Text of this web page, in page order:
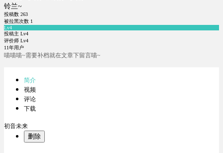
铃兰~
投稿数 263
被拉黑次数 1
Lv4
投稿主 Lv4
评价师 Lv4
11年用户
喵喵喵~需要补档就在文章下留言喵~
简介
视频
评论
下载
初音未来
删除